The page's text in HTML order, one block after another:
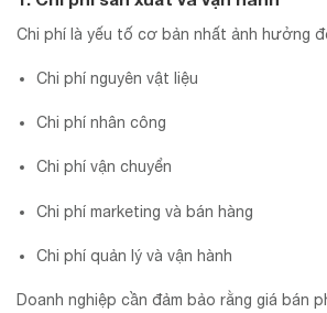
Chi phí là yếu tố cơ bản nhất ảnh hưởng
Chi phí nguyên vật liệu
Chi phí nhân công
Chi phí vận chuyển
Chi phí marketing và bán hàng
Chi phí quản lý và vận hành
Doanh nghiệp cần đảm bảo rằng giá bán